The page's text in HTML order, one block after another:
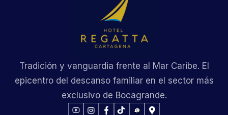
Tradición y vanguardia frente al Mar Caribe. El
epicentro del descanso familiar en el sector más
exclusivo de Bocagrande.